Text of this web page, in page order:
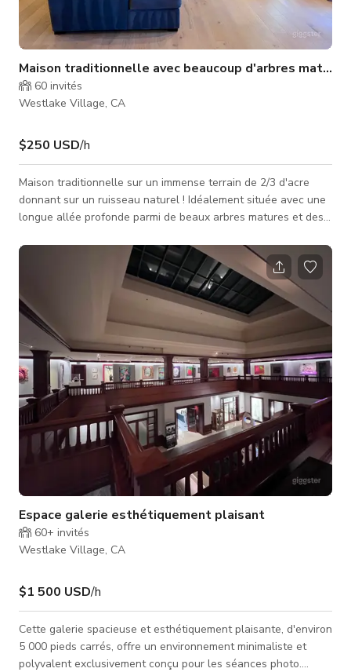
Maison traditionnelle avec beaucoup d'arbres matures
60 invités
Westlake Village, CA
$250 USD/h
Maison traditionnelle sur un immense terrain de 2/3 d'acre
donnant sur un ruisseau naturel ! Idéalement située avec une
longue allée profonde parmi de beaux arbres matures et des
une grande entrée à deux étages avec un escalier en
colimaçon et des planchers en bois clair. Une cuisine avec îlot
central ouverte sur un immense salon familial avec de hauts
plafonds voûtés, une cheminée en brique du sol au plafond, et
un bar hu
Espace galerie esthétiquement plaisant
60+ invités
Westlake Village, CA
$1 500 USD/h
Cette galerie spacieuse et esthétiquement plaisante, d'environ
5 000 pieds carrés, offre un environnement minimaliste et
polyvalent exclusivement conçu pour les séances photo.